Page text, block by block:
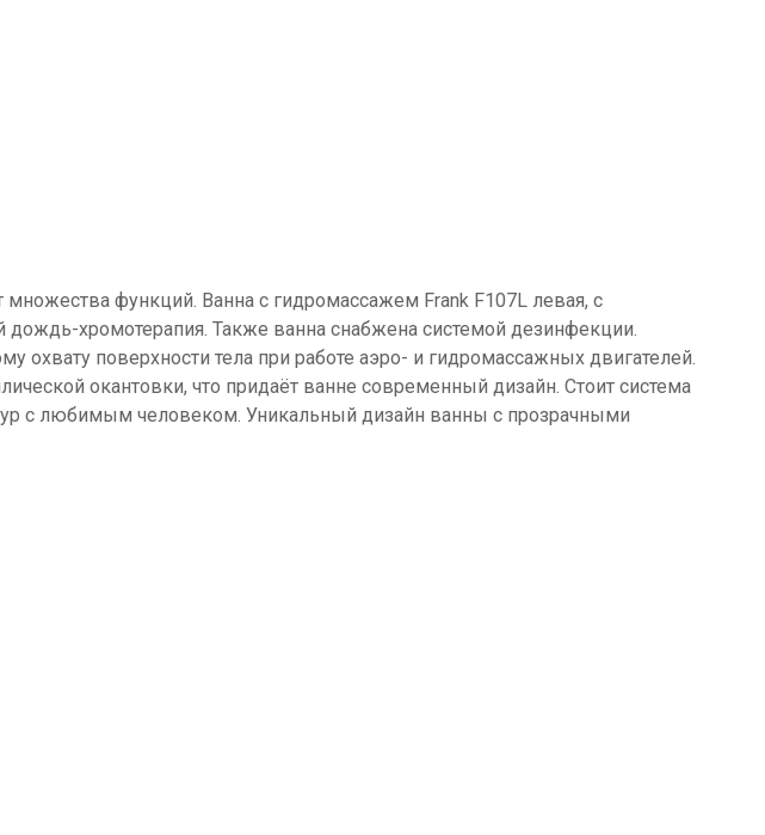
функций. Ванна с гидромассажем Frank F107L левая, с
хромотерапия. Также ванна снабжена системой дезинфекции.
поверхности тела при работе аэро- и гидромассажных двигателей.
окантовки, что придаёт ванне современный дизайн. Стоит система
с любимым человеком. Уникальный дизайн ванны с прозрачными